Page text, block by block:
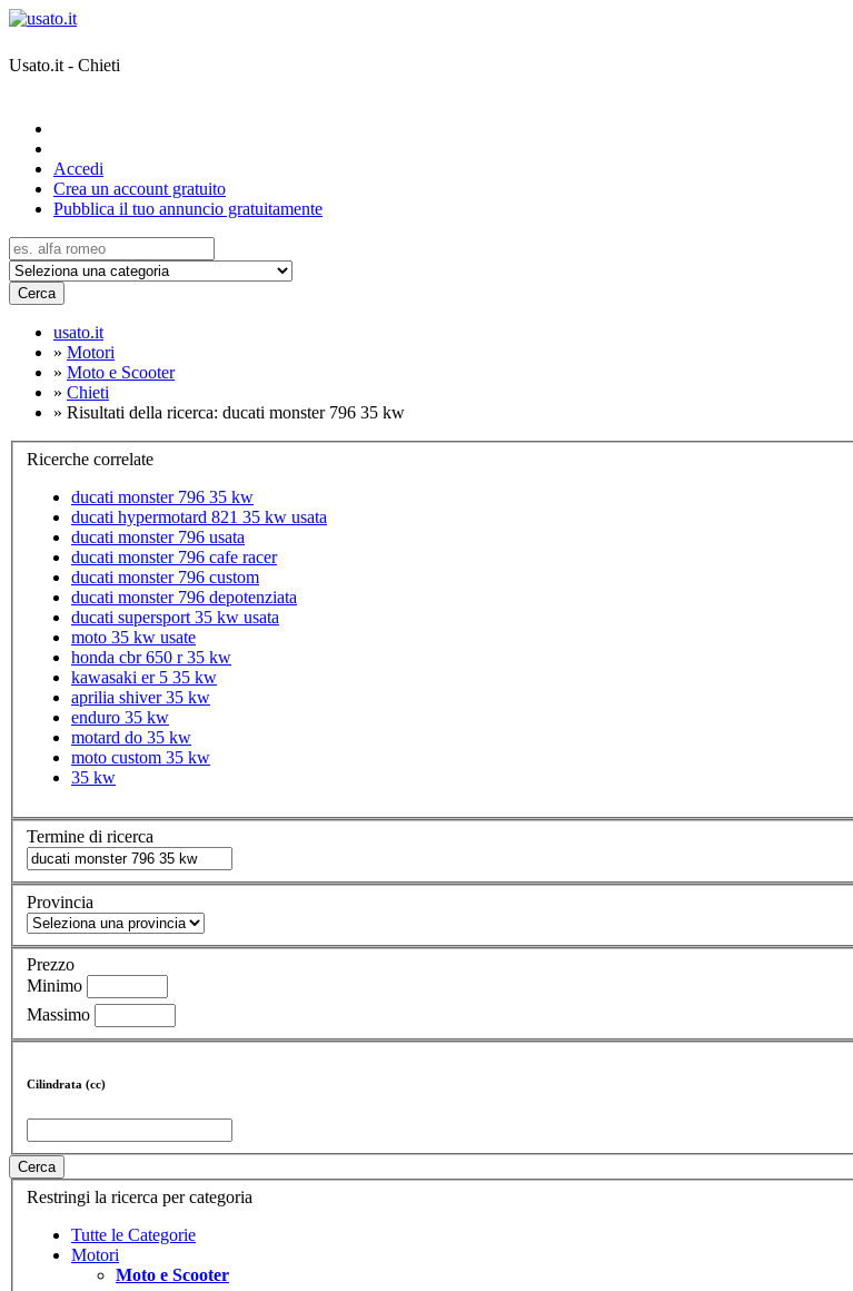
Usato.it - Chieti
Accedi
Crea un account gratuito
Pubblica il tuo annuncio gratuitamente
Cerca
usato.it
» Motori
» Moto e Scooter
» Chieti
» Risultati della ricerca: ducati monster 796 35 kw
Ricerche correlate
ducati monster 796 35 kw
ducati hypermotard 821 35 kw usata
ducati monster 796 usata
ducati monster 796 cafe racer
ducati monster 796 custom
ducati monster 796 depotenziata
ducati supersport 35 kw usata
moto 35 kw usate
honda cbr 650 r 35 kw
kawasaki er 5 35 kw
aprilia shiver 35 kw
enduro 35 kw
motard do 35 kw
moto custom 35 kw
35 kw
Termine di ricerca
Provincia
Prezzo
Minimo
Massimo
Cilindrata (cc)
Cerca
Restringi la ricerca per categoria
Tutte le Categorie
Motori
Moto e Scooter